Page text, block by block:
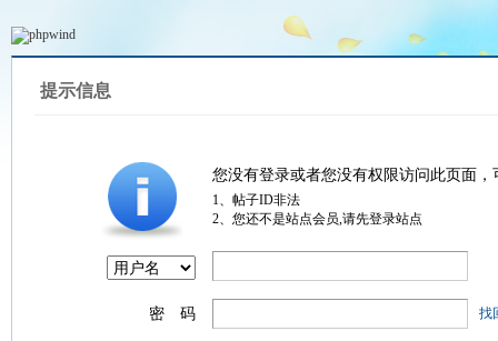
提示信息
您没有登录或者您没有权限访问此页面
1、帖子ID非法
2、您还不是站点会员,请先登录站点
密 码 找